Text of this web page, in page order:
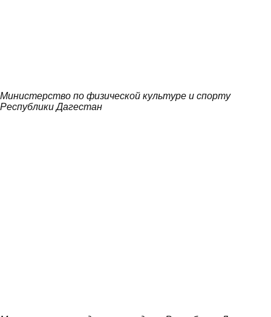
Министерство по физической культуре и спорту
Республики Дагестан